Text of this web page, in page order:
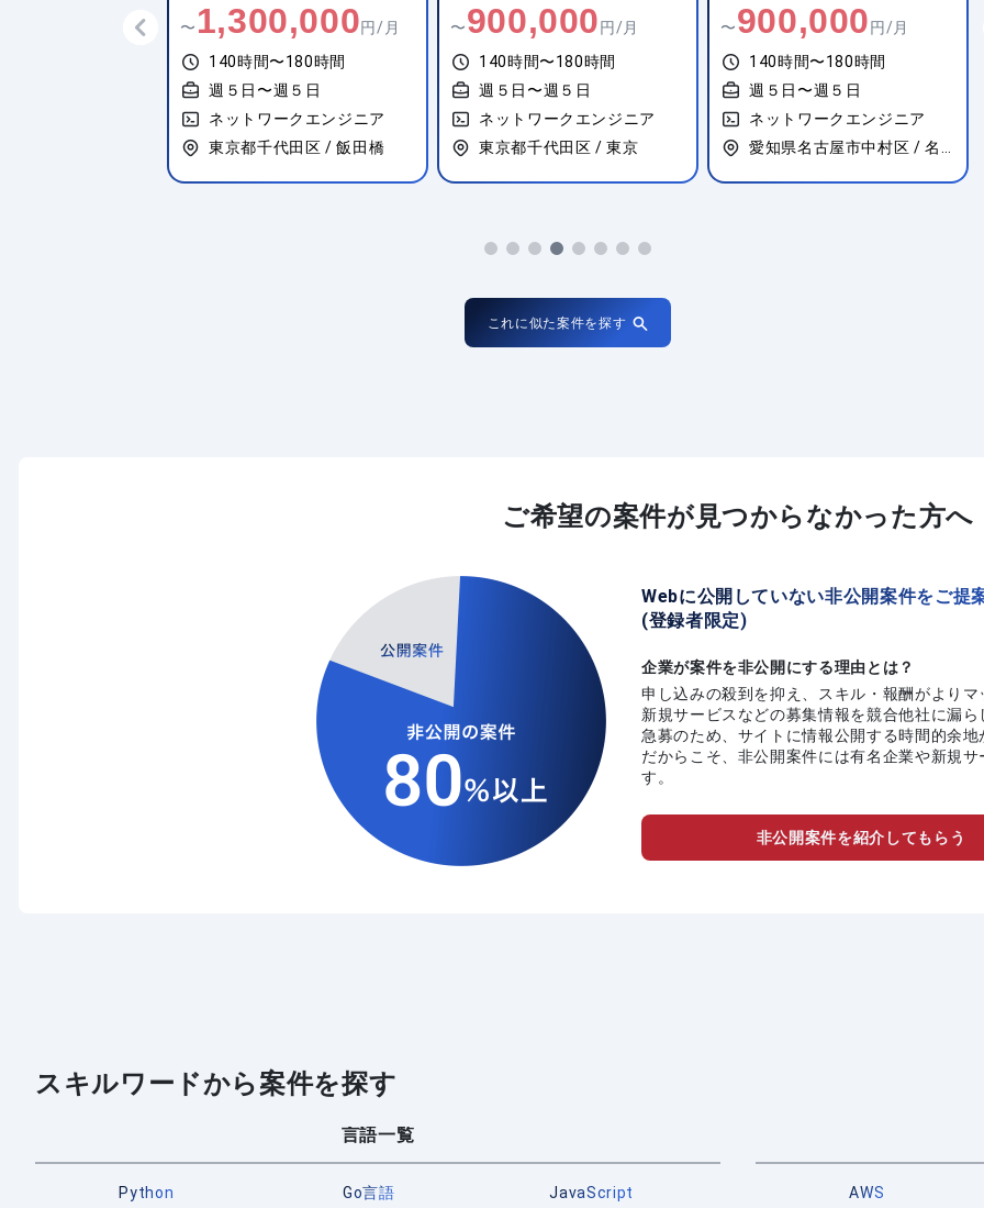
〜 900,000円/月
140時間〜180時間
週５日〜週５日
ネットワークエンジニア
東京都千代田区 / 東京
〜900,000 円/月
140時間〜180時間
週５日〜週５日
ネットワークエンジニア
〜1,000,000円/月
140時間〜180時間
週５日〜週５日
ネットワークエンジニア
東京都江東区 / 豊洲
これに似た案件を探す
ご希望の案件が見つからなかった方へ
Webに公開していない非公開案件をご提
(登録者限定)
企業が案件を非公開にする理由とは？
申し込みの殺到を抑え、スキル・報酬がより
新規サービスなどの募集情報を競合他社に漏ら
急募のため、サイトに情報公開する時間的余地
だからこそ、非公開案件には有名企業や新規サ
す。
非公開案件を紹介してもらう
スキルワードから案件を探す
言語一覧
Python Go言語
JavaScript
AWS